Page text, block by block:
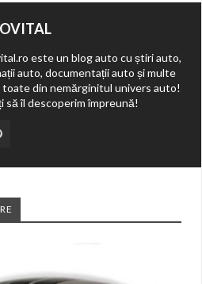
este un blog auto cu știri auto,
auto, documentații auto și multe
toate din nemărginitul univers auto!
să îl descoperim împreună!